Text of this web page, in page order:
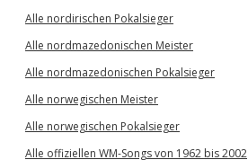
Alle nordirischen Pokalsieger
Alle nordmazedonischen Meister
Alle nordmazedonischen Pokalsieger
Alle norwegischen Meister
Alle norwegischen Pokalsieger
Alle offiziellen WM-Songs von 1962 bis 2002